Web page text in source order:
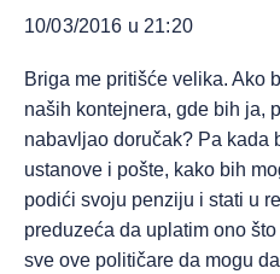
10/03/2016 u 21:20
Briga me pritišće velika. Ako
naših kontejnera, gde bih ja,
nabavljao doručak? Pa kada
ustanove i pošte, kako bih
podići svoju penziju i stati u
preduzeća da uplatim ono
sve ove političare da mogu